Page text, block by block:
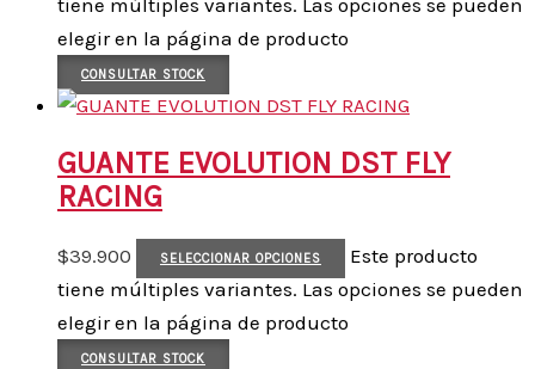
tiene múltiples variantes. Las opciones se pueden
elegir en la página de producto
CONSULTAR STOCK
GUANTE EVOLUTION DST FLY
RACING
$39.900 SELECCIONAR OPCIONES
Este producto
tiene múltiples variantes. Las opciones se pueden
elegir en la página de producto
CONSULTAR STOCK